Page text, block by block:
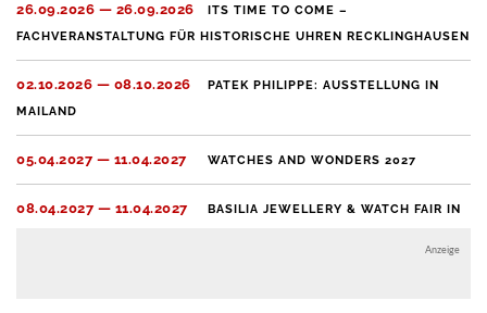
26.09.2026 — 26.09.2026
ITS TIME TO COME –
FACHVERANSTALTUNG FÜR HISTORISCHE UHREN RECKLINGHAUSEN
02.10.2026 — 08.10.2026
PATEK PHILIPPE: AUSSTELLUNG IN
MAILAND
05.04.2027 — 11.04.2027 WATCHES AND WONDERS 2027
08.04.2027 — 11.04.2027
BASILIA JEWELLERY & WATCH FAIR IN
Anzeige